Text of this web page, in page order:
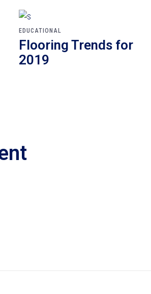
EDUCATIONAL
Flooring Trends for
2019